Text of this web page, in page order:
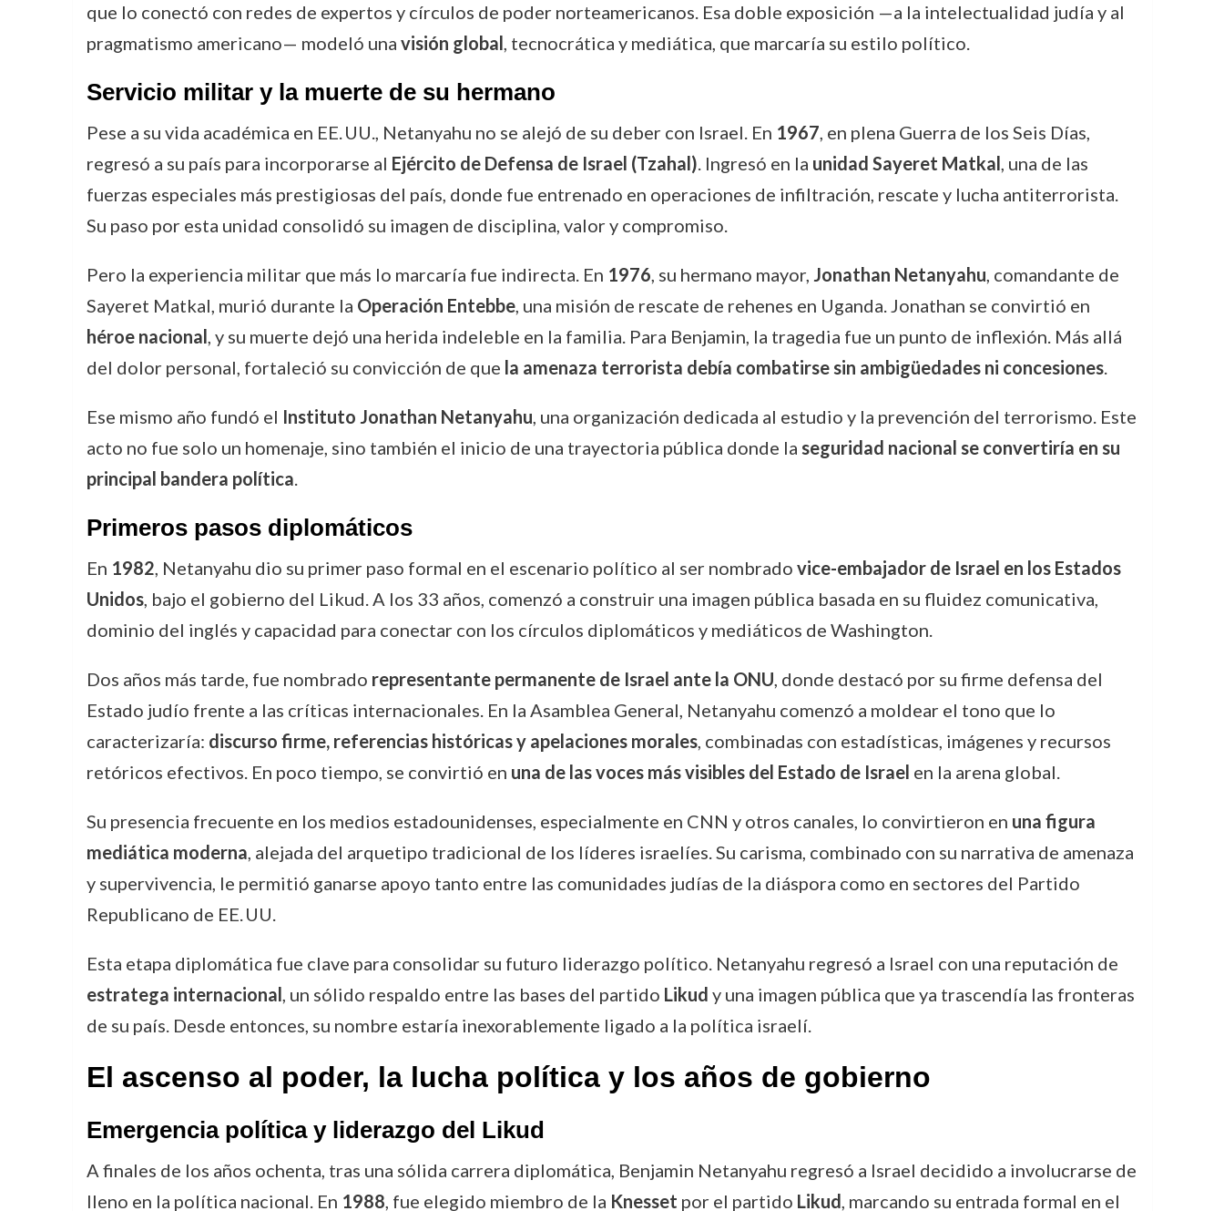
que lo conectó con redes de expertos y círculos de poder norteamericanos. Esa doble exposición —a la intelectualidad judía y al
pragmatismo americano— modeló una visión global, tecnocrática y mediática, que marcaría su estilo político.
Servicio militar y la muerte de su hermano
Pese a su vida académica en EE. UU., Netanyahu no se alejó de su deber con Israel. En 1967, en plena Guerra de los Seis Días,
regresó a su país para incorporarse al Ejército de Defensa de Israel (Tzahal). Ingresó en la unidad Sayeret Matkal, una de las
fuerzas especiales más prestigiosas del país, donde fue entrenado en operaciones de infiltración, rescate y lucha antiterrorista.
Su paso por esta unidad consolidó su imagen de disciplina, valor y compromiso.
Pero la experiencia militar que más lo marcaría fue indirecta. En 1976, su hermano mayor, Jonathan Netanyahu, comandante de
Sayeret Matkal, murió durante la Operación Entebbe, una misión de rescate de rehenes en Uganda. Jonathan se convirtió en
héroe nacional, y su muerte dejó una herida indeleble en la familia. Para Benjamin, la tragedia fue un punto de inflexión. Más allá
del dolor personal, fortaleció su convicción de que la amenaza terrorista debía combatirse sin ambigüedades ni concesiones.
Ese mismo año fundó el Instituto Jonathan Netanyahu, una organización dedicada al estudio y la prevención del terrorismo. Este
acto no fue solo un homenaje, sino también el inicio de una trayectoria pública donde la seguridad nacional se convertiría en su
principal bandera política.
Primeros pasos diplomáticos
En 1982, Netanyahu dio su primer paso formal en el escenario político al ser nombrado vice-embajador de Israel en los Estados
Unidos, bajo el gobierno del Likud. A los 33 años, comenzó a construir una imagen pública basada en su fluidez comunicativa,
dominio del inglés y capacidad para conectar con los círculos diplomáticos y mediáticos de Washington.
Dos años más tarde, fue nombrado representante permanente de Israel ante la ONU, donde destacó por su firme defensa del
Estado judío frente a las críticas internacionales. En la Asamblea General, Netanyahu comenzó a moldear el tono que lo
caracterizaría: discurso firme, referencias históricas y apelaciones morales, combinadas con estadísticas, imágenes y recursos
retóricos efectivos. En poco tiempo, se convirtió en una de las voces más visibles del Estado de Israel en la arena global.
Su presencia frecuente en los medios estadounidenses, especialmente en CNN y otros canales, lo convirtieron en una figura
mediática moderna, alejada del arquetipo tradicional de los líderes israelíes. Su carisma, combinado con su narrativa de amenaza
y supervivencia, le permitió ganarse apoyo tanto entre las comunidades judías de la diáspora como en sectores del Partido
Republicano de EE. UU.
Esta etapa diplomática fue clave para consolidar su futuro liderazgo político. Netanyahu regresó a Israel con una reputación de
estratega internacional, un sólido respaldo entre las bases del partido Likud y una imagen pública que ya trascendía las fronteras
de su país. Desde entonces, su nombre estaría inexorablemente ligado a la política israelí.
El ascenso al poder, la lucha política y los años de gobierno
Emergencia política y liderazgo del Likud
A finales de los años ochenta, tras una sólida carrera diplomática, Benjamin Netanyahu regresó a Israel decidido a involucrarse de
lleno en la política nacional. En 1988, fue elegido miembro de la Knesset por el partido Likud, marcando su entrada formal en el